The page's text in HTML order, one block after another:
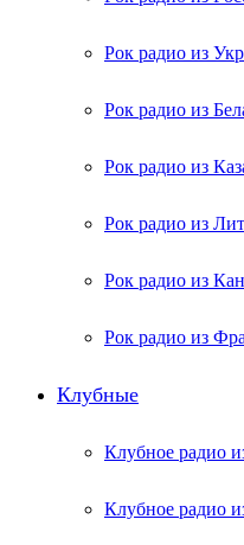
Рок радио из
Рок радио из
Рок радио из
Рок радио из
Рок радио из
Рок радио из
Клубные
Клубное радио
Клубное радио